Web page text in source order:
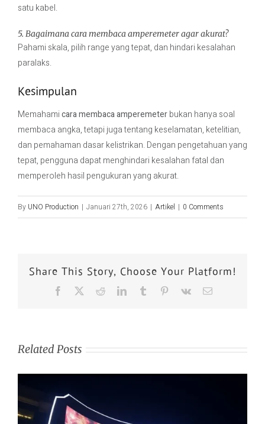
satu kabel.
5. Bagaimana cara membaca amperemeter agar akurat?
Pahami skala, pilih range yang tepat, dan hindari kesalahan
paralaks.
Kesimpulan
Memahamicara membaca amperemeterbukan hanya soal
membaca angka, tetapi juga tentang keselamatan, ketelitian,
dan pemahaman dasar kelistrikan. Dengan pengetahuan yang
tepat, pengguna dapat menghindari kesalahan fatal dan
memperoleh hasil pengukuran yang akurat.
By UNO Production | Januari 27th, 2026 | Artikel | 0 Comments
Share This Story, Choose Your Platform!
Related Posts